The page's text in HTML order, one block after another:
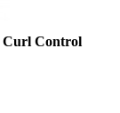
Curl Control